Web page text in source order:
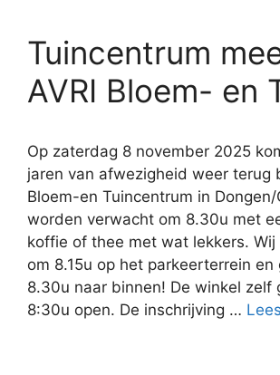
Tuincentrum
AVRI Bloem- en
Op zaterdag 8 november 2025
jaren van afwezigheid weer terug
Bloem-en Tuincentrum in
worden verwacht om 8.30u met
koffie of thee met wat lekkers. Wij
om 8.15u op het parkeerterrein en
8.30u naar binnen! De winkel zelf
8:30u open. De inschrijving …